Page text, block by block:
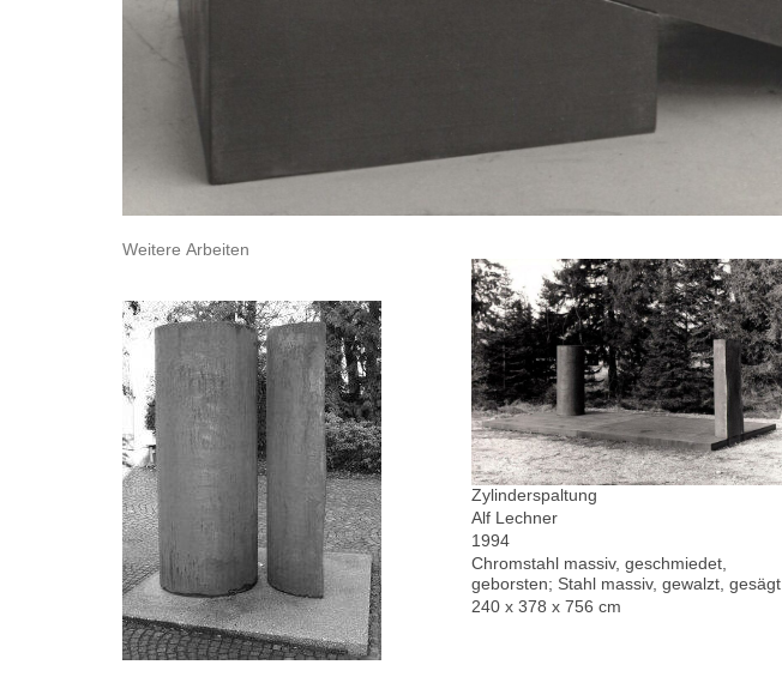
Weitere Arbeiten
Zylinderspaltung
Alf Lechner
1994
Chromstahl massiv, geschmiedet,
geborsten; Stahl massiv, gewalzt, gesägt
240 x 378 x 756 cm